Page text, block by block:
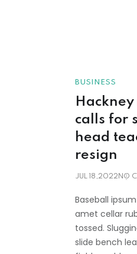
BUSINESS
calls for
head
resign
JUL 18,2022 NO
Baseball
amet cellar
tossed.
slide bench